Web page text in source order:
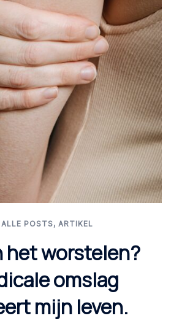
ALLE POSTS, ARTIKEL
het worstelen?
omslag
mijn leven.